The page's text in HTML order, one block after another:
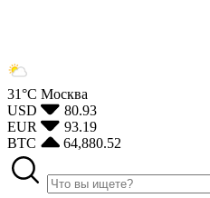
31°С Москва
USD
80.93
EUR
93.19
BTC
64,880.52